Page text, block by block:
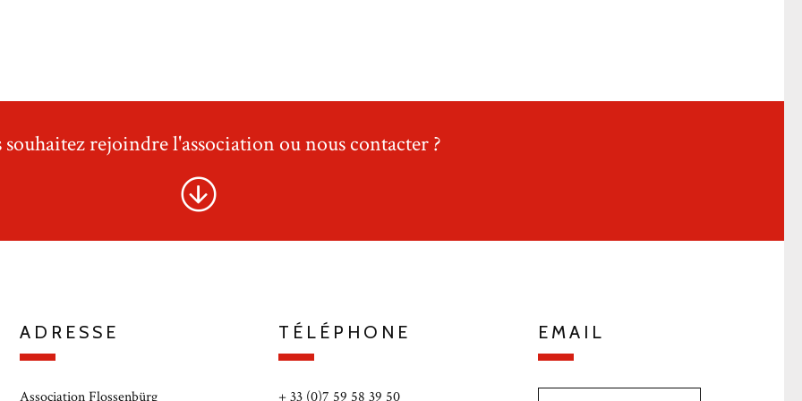
souhaitez rejoindre l'association ou nous contacter ?
ADRESSE
Association Flossenbürg
TÉLÉPHONE
+ 33 (0)7 59 58 39 50
EMAIL